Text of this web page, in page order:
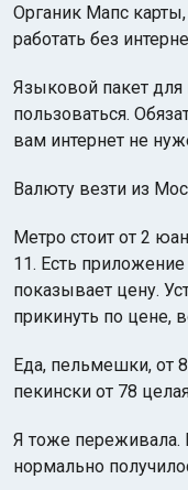
Органик Мапс карты,
работать без
Языковой пакет
пользоваться.
вам интернет не
Валюту везти из
Метро стоит от 2
11. Есть
показывает цену.
прикинуть по цене,
Еда, пельмешки, от
пекински от 78
Я тоже переживала.
нормально